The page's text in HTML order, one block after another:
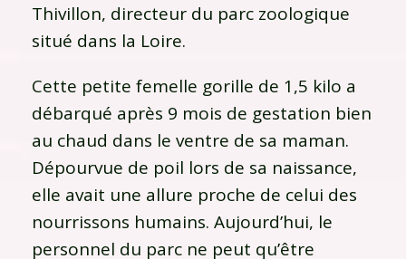
Thivillon, directeur du parc zoologique
situé dans la Loire.
Cette petite femelle gorille de 1,5 kilo a
débarqué après 9 mois de gestation bien
au chaud dans le ventre de sa maman.
Dépourvue de poil lors de sa naissance,
elle avait une allure proche de celui des
nourrissons humains. Aujourd’hui, le
personnel du parc ne peut qu’être